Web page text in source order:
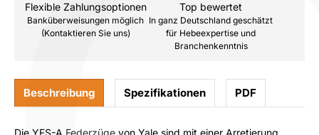
Flexible Zahlungsoptionen
Banküberweisungen möglich
(Kontaktieren Sie uns)
Top bewertet
In ganz Deutschland geschätzt
für Hebeexpertise und
Branchenkenntnis
Beschreibung Spezifikationen PDF